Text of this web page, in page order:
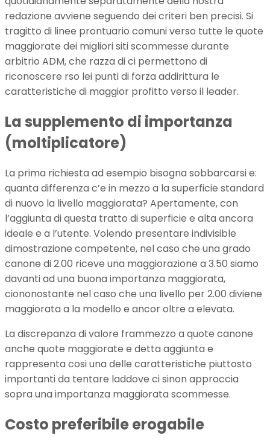
redazione avviene seguendo dei criteri ben precisi. Si
tragitto di linee prontuario comuni verso tutte le quote
maggiorate dei migliori siti scommesse durante
arbitrio ADM, che razza di ci permettono di
riconoscere rso lei punti di forza addirittura le
caratteristiche di maggior profitto verso il leader.
La supplemento di importanza
(moltiplicatore)
La prima richiesta ad esempio bisogna sobbarcarsi e:
quanta differenza c’e in mezzo a la superficie standard
di nuovo la livello maggiorata? Apertamente, con
l’aggiunta di questa tratto di superficie e alta ancora
ideale e a l’utente. Volendo presentare indivisible
dimostrazione competente, nel caso che una grado
canone di 2.00 riceve una maggiorazione a 3.50 siamo
davanti ad una buona importanza maggiorata,
ciononostante nel caso che una livello per 2.00 diviene
maggiorata a la modello e ancor oltre a elevata.
La discrepanza di valore frammezzo a quote canone
anche quote maggiorate e detta aggiunta e
rappresenta cosi una delle caratteristiche piuttosto
importanti da tentare laddove ci sinon approccia
sopra una importanza maggiorata scommesse.
Costo preferibile erogabile